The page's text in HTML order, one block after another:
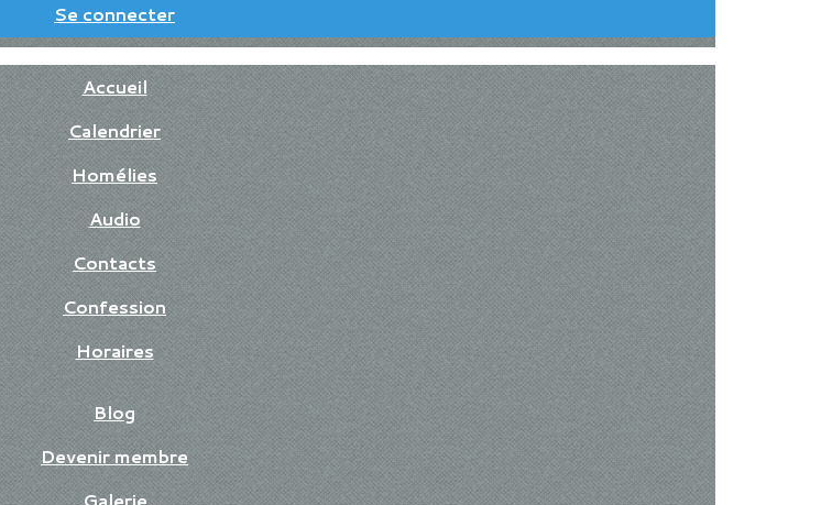
Se connecter
Accueil
Calendrier
Homélies
Audio
Contacts
Confession
Horaires
Blog
Devenir membre